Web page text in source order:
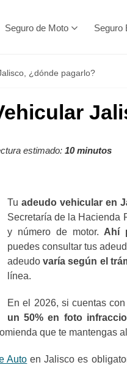
Seguro de Moto Seguro
¿dónde pagarlo?
estimado: 10 minutos
Tu adeudo vehicular en
Secretaría de la Hacienda
y número de motor. Ahí
puedes consultar tus
adeudovaría según el
línea.
En el 2026, si cuentas
un 50% en foto
que te mantengas
Auto en Jalisco es